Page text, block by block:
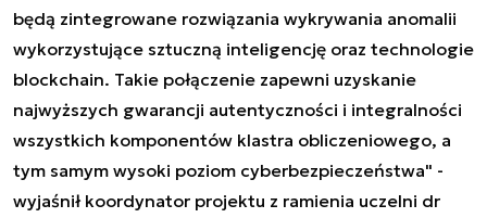
będą zintegrowane rozwiązania wykrywania anomalii
wykorzystujące sztuczną inteligencję oraz technologie
blockchain. Takie połączenie zapewni uzyskanie
najwyższych gwarancji autentyczności i integralności
wszystkich komponentów klastra obliczeniowego, a
tym samym wysoki poziom cyberbezpieczeństwa" -
wyjaśnił koordynator projektu z ramienia uczelni dr